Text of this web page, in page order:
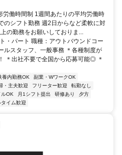
労働時間制 1週間あたりの平均労働時
のシフト勤務 週2日からなど柔軟に対
の勤務をお願いしておりま...
・パート 職種：アウトバウンドコー
ルスタッフ、一般事務 ＊各種制度が
＊出社不要で全国から応募可能◎ ＊
養内勤務OK
副業・WワークOK
・主夫歓迎 フリーター歓迎
転勤なし
ルOK 月1シフト提出 研修あり
夕方
タイム歓迎